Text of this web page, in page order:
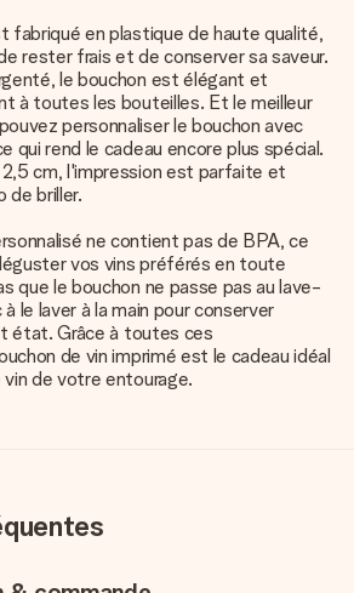
fabriqué en plastique de haute qualité,
rester frais et de conserver sa saveur.
le bouchon est élégant et
à toutes les bouteilles. Et le meilleur
personnaliser le bouchon avec
qui rend le cadeau encore plus spécial.
cm, l'impression est parfaite et
de briller.
ne contient pas de BPA, ce
vos vins préférés en toute
que le bouchon ne passe pas au lave-
le laver à la main pour conserver
état. Grâce à toutes ces
de vin imprimé est le cadeau idéal
de votre entourage.